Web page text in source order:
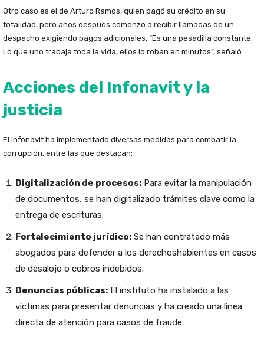
Otro caso es el de Arturo Ramos, quien pagó su crédito en su
totalidad, pero años después comenzó a recibir llamadas de un
despacho exigiendo pagos adicionales. “Es una pesadilla constante.
Lo que uno trabaja toda la vida, ellos lo roban en minutos”, señaló.
Acciones del Infonavit y la
justicia
El Infonavit ha implementado diversas medidas para combatir la
corrupción, entre las que destacan:
Digitalización de procesos: Para evitar la manipulación
de documentos, se han digitalizado trámites clave como la
entrega de escrituras.
Fortalecimiento jurídico: Se han contratado más
abogados para defender a los derechoshabientes en casos
de desalojo o cobros indebidos.
Denuncias públicas: El instituto ha instalado a las
víctimas para presentar denuncias y ha creado una línea
directa de atención para casos de fraude.